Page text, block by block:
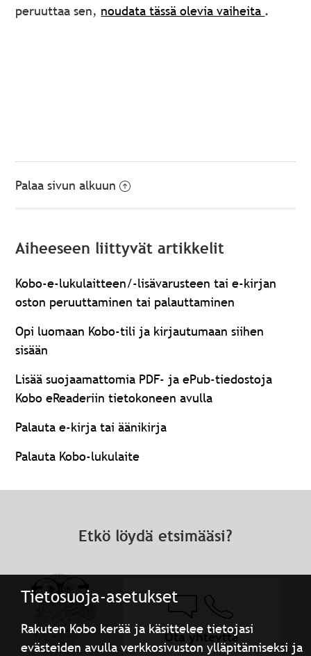
Tietosuoja-asetukset
Rakuten Kobo kerää ja käsittelee tietojasi
evästeiden avulla verkkosivuston ylläpitämiseksi ja
peruuttaa sen, noudata tässä olevia vaiheita .
Palaa sivun alkuun
Aiheeseen liittyvät artikkelit
Kobo-e-lukulaitteen/-lisävarusteen tai e-kirjan
oston peruuttaminen tai palauttaminen
Opi luomaan Kobo-tili ja kirjautumaan siihen
sisään
Lisää suojaamattomia PDF- ja ePub-tiedostoja
Kobo eReaderiin tietokoneen avulla
Palauta e-kirja tai äänikirja
Palauta Kobo-lukulaite
Etkö löydä etsimääsi?
Ota yhteyttä